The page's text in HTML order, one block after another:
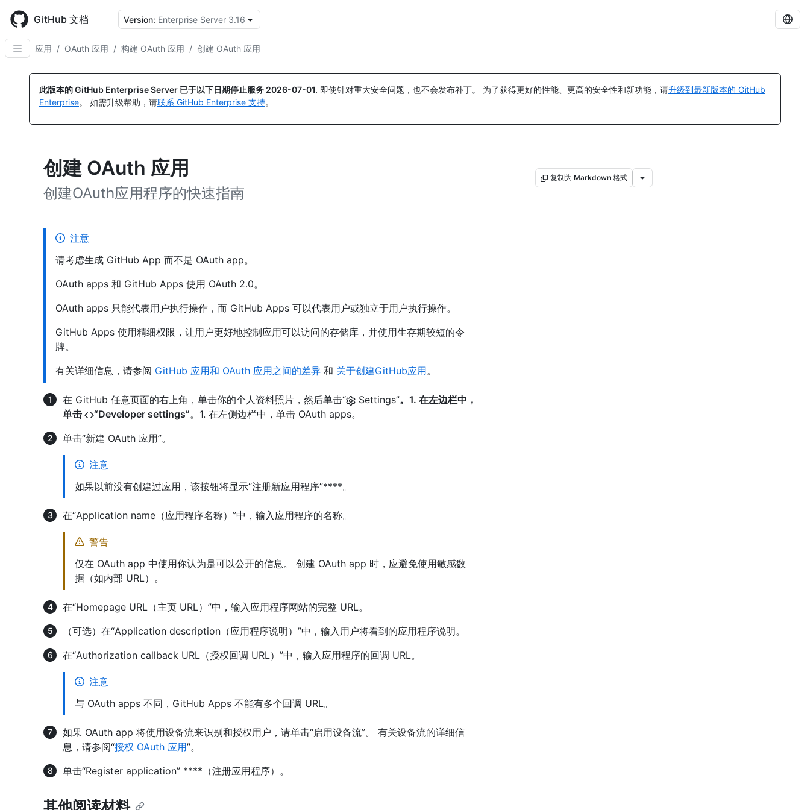
main
content
GitHub 文档 Version: Enterprise Server 3.16
应用 / OAuth 应用 / 构建 OAuth 应用 / 创建 OAuth 应用
此版本的 GitHub Enterprise Server 已于以下日期停止服务 2026-07-01. 即使针对重大安全问题，也不会发布补丁。 为了获得更好的性能、更高的安全性和新功能，请升级到最新版本的 GitHub
Enterprise。 如需升级帮助，请联系 GitHub Enterprise 支持。
创建 OAuth 应用
创建OAuth应用程序的快速指南
复制为 Markdown 格式
注意
请考虑生成 GitHub App 而不是 OAuth app。
OAuth apps 和 GitHub Apps 使用 OAuth 2.0。
OAuth apps 只能代表用户执行操作，而 GitHub Apps 可以代表用户或独立于用户执行操作。
GitHub Apps 使用精细权限，让用户更好地控制应用可以访问的存储库，并使用生存期较短的令
牌。
有关详细信息，请参阅 GitHub 应用和 OAuth 应用之间的差异 和 关于创建GitHub应用。
在 GitHub 任意页面的右上角，单击你的个人资料照片，然后单击“ Settings”。1. 在左边栏中，
单击
“Developer settings”。1. 在左侧边栏中，单击 OAuth apps。
单击“新建 OAuth 应用”。
注意
如果以前没有创建过应用，该按钮将显示“注册新应用程序”****。
在“Application name（应用程序名称）”中，输入应用程序的名称。
警告
仅在 OAuth app 中使用你认为是可以公开的信息。 创建 OAuth app 时，应避免使用敏感数
据（如内部 URL）。
在“Homepage URL（主页 URL）”中，输入应用程序网站的完整 URL。
（可选）在“Application description（应用程序说明）”中，输入用户将看到的应用程序说明。
在“Authorization callback URL（授权回调 URL）”中，输入应用程序的回调 URL。
注意
与 OAuth apps 不同，GitHub Apps 不能有多个回调 URL。
如果 OAuth app 将使用设备流来识别和授权用户，请单击“启用设备流”。 有关设备流的详细信
息，请参阅“授权 OAuth 应用”。
单击“Register application” ****（注册应用程序）。
其他阅读材料